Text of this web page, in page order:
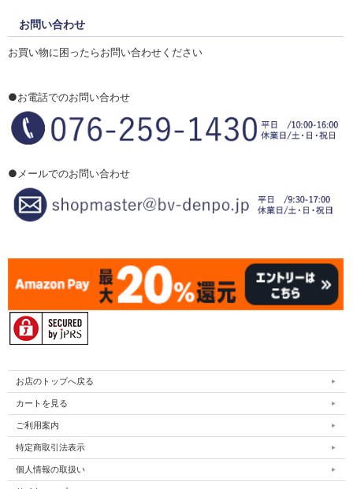
お問い合わせ
お買い物に困ったらお問い合わせください
●お電話でのお問い合わせ
●メールでのお問い合わせ
お店のトップへ戻る
カートを見る
ご利用案内
特定商取引法表示
個人情報の取扱い